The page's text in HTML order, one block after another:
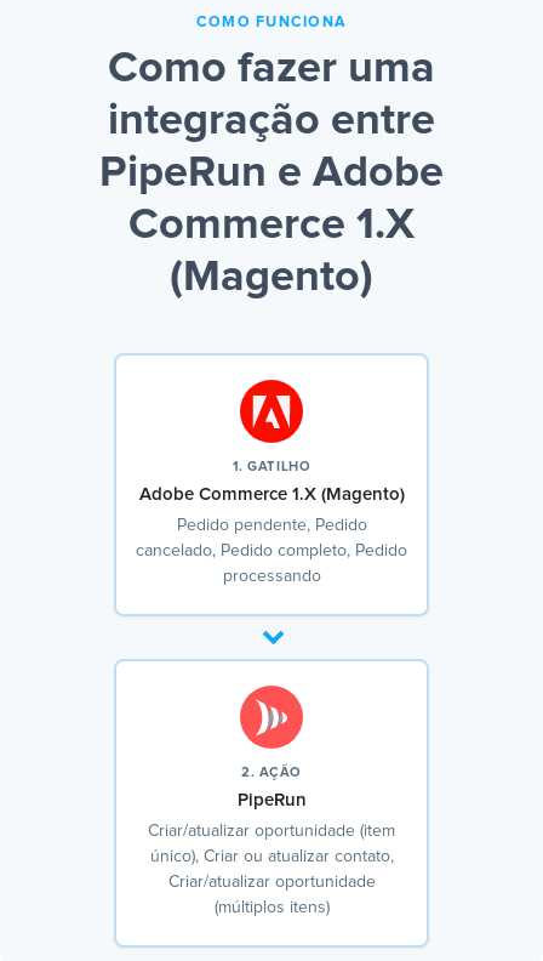
COMO FUNCIONA
Como fazer uma
integração entre
PipeRun e Adobe
Commerce 1.X
(Magento)
1. GATILHO
Adobe Commerce 1.X (Magento)
Pedido pendente, Pedido
cancelado, Pedido completo, Pedido
processando
2. AÇÃO
PipeRun
Criar/atualizar oportunidade (item
único), Criar ou atualizar contato,
Criar/atualizar oportunidade
(múltiplos itens)